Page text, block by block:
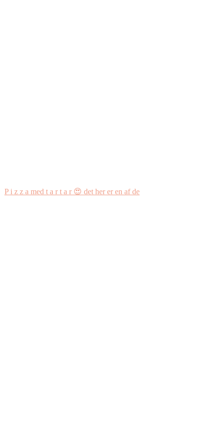
P i z z a med t a r t a r 😍 det her er en af de